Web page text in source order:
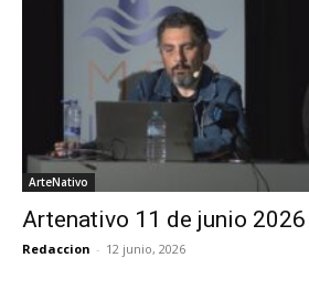
ArteNativo
Artenativo 11 de junio 2026
Redaccion - 12 junio, 2026